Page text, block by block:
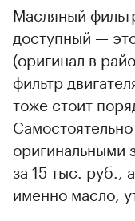
Масляный
доступный —
(оригинал в
фильтр
тоже стоит
оригинальными
за 15 тыс. руб.,
именно масло,